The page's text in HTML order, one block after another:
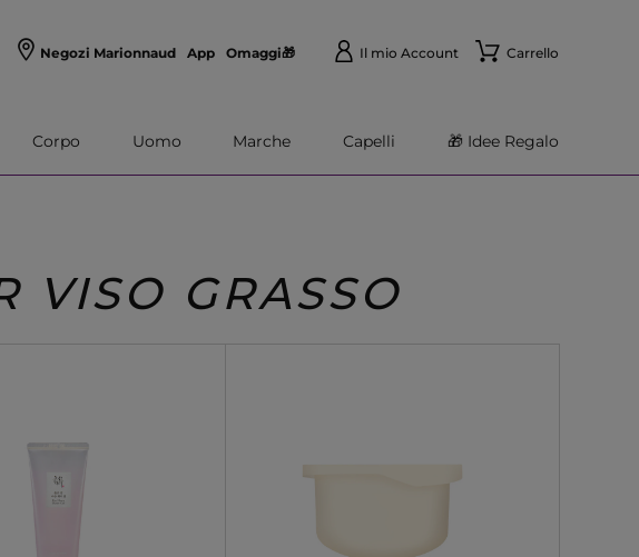
Negozi Marionnaud App Omaggi🎁 Il mio Account Carrello
Corpo Uomo Marche Capelli 🎁 Idee Regalo
VISO GRASSO